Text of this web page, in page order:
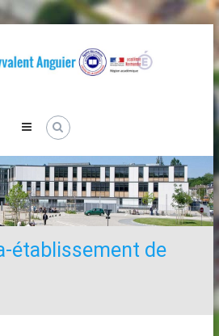
établissement de